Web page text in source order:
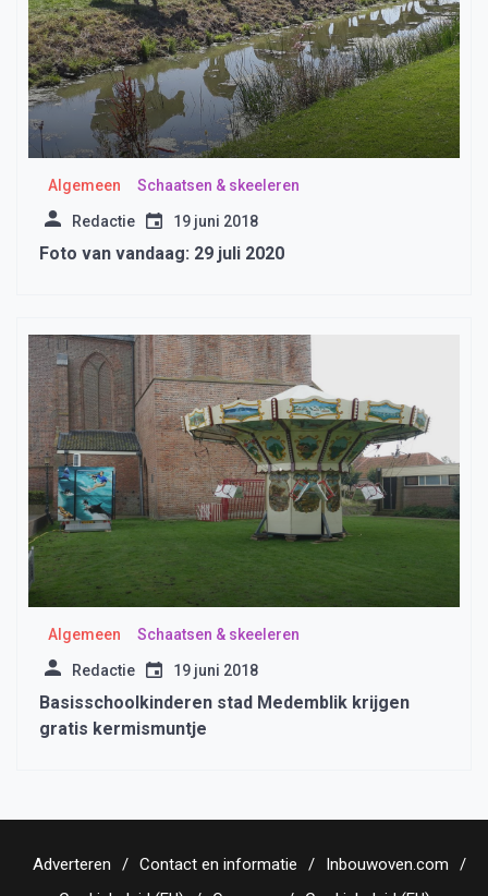
Algemeen Schaatsen & skeeleren
Redactie 19 juni 2018
Foto van vandaag: 29 juli 2020
Algemeen Schaatsen & skeeleren
Redactie 19 juni 2018
Basisschoolkinderen stad Medemblik krijgen
gratis kermismuntje
Adverteren Contact en informatie
Inbouwoven.com